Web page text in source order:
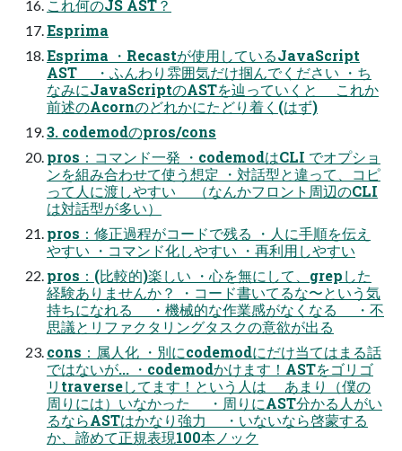
これ何のJS AST？
Esprima
Esprima ・Recastが使用しているJavaScript
AST ・ふんわり雰囲気だけ掴んでください ・ち
なみにJavaScriptのASTを辿っていくと これか
前述のAcornのどれかにたどり着く(はず)
3. codemodのpros/cons
pros：コマンド一発 ・codemodはCLI でオプショ
ンを組み合わせて使う想定 ・対話型と違って、コピ
って人に渡しやすい （なんかフロント周辺のCLI
は対話型が多い）
pros：修正過程がコードで残る ・人に手順を伝え
やすい ・コマンド化しやすい ・再利用しやすい
pros：(比較的)楽しい ・心を無にして、grepした
経験ありませんか？ ・コード書いてるな〜という気
持ちになれる ・機械的な作業感がなくなる ・不
思議とリファクタリングタスクの意欲が出る
cons：属人化 ・別にcodemodにだけ当てはまる話
ではないが... ・codemodかけます！ASTをゴリゴ
リtraverseしてます！という人は あまり（僕の
周りには）いなかった ・周りにAST分かる人がい
るならASTはかなり強力 ・いないなら啓蒙する
か、諦めて正規表現100本ノック